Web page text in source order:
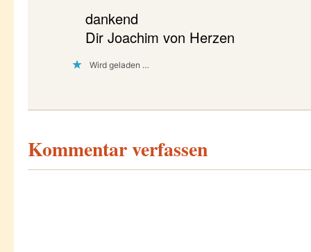
dankend
Dir Joachim von Herzen
Wird geladen …
Kommentar verfassen